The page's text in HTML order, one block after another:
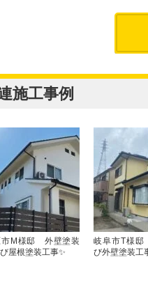
施工事例
市M様邸 外壁塗装
屋根塗装工事✨
岐阜市T様
び外壁塗装工